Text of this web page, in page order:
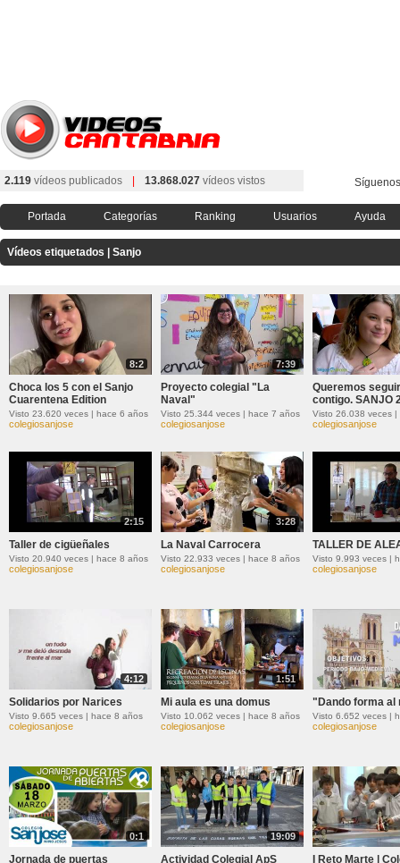
2.119 vídeos publicados 13.868.027 vídeos vistos
Portada Categorías Ranking Usuarios Ayuda
Vídeos etiquetados | Sanjo
8:2
Choca los 5 con el Sanjo
Cuarentena Edition
Visto 23.620 veces | hace 6 años
colegiosanjose
7:39
Proyecto colegial "La
Naval"
Visto 25.344 veces | hace 7 años
colegiosanjose
Queremos
contigo. SANJO
Visto 26.038 veces
colegiosanjose
2:15
Taller de cigüeñales
Visto 20.940 veces | hace 8 años
colegiosanjose
3:28
La Naval Carrocera
Visto 22.933 veces | hace 8 años
colegiosanjose
TALLER DE
Visto 9.993 veces |
colegiosanjose
4:12
Solidarios por Narices
Visto 9.665 veces | hace 8 años
colegiosanjose
1:51
Mi aula es una domus
Visto 10.062 veces | hace 8 años
colegiosanjose
"Dando forma al
Visto 6.652 veces |
colegiosanjose
0:1
Jornada de puertas
19:09
Actividad Colegial ApS
I Reto Marte |